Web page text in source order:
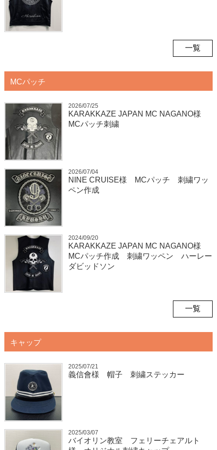
一覧
MCパッチ
2026/07/25
KARAKKAZE JAPAN MC NAGANO様
MCパッチ刺繍
2026/07/04
NINE CRUISE様 MCパッチ 刺繍ワッ
ペン作成
2024/09/20
KARAKKAZE JAPAN MC NAGANO様
MCパッチ作成 刺繍ワッペン ハーレー
ダビッドソン
一覧
キャップ
2025/07/21
義信會様 帽子 刺繍ステッカー
2025/03/07
バイオリン教室 フェリーチェアルト